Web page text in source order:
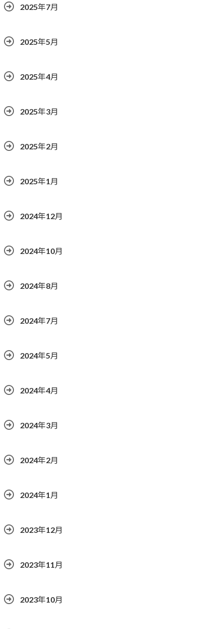
2025年7月
2025年5月
2025年4月
2025年3月
2025年2月
2025年1月
2024年12月
2024年10月
2024年8月
2024年7月
2024年5月
2024年4月
2024年3月
2024年2月
2024年1月
2023年12月
2023年11月
2023年10月